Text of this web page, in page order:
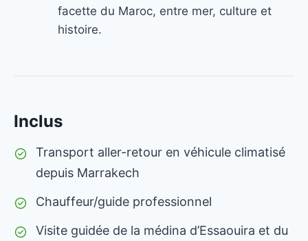
facette du Maroc, entre mer, culture et
histoire.
Inclus
Transport aller-retour en véhicule climatisé
depuis Marrakech
Chauffeur/guide professionnel
Visite guidée de la médina d’Essaouira et du